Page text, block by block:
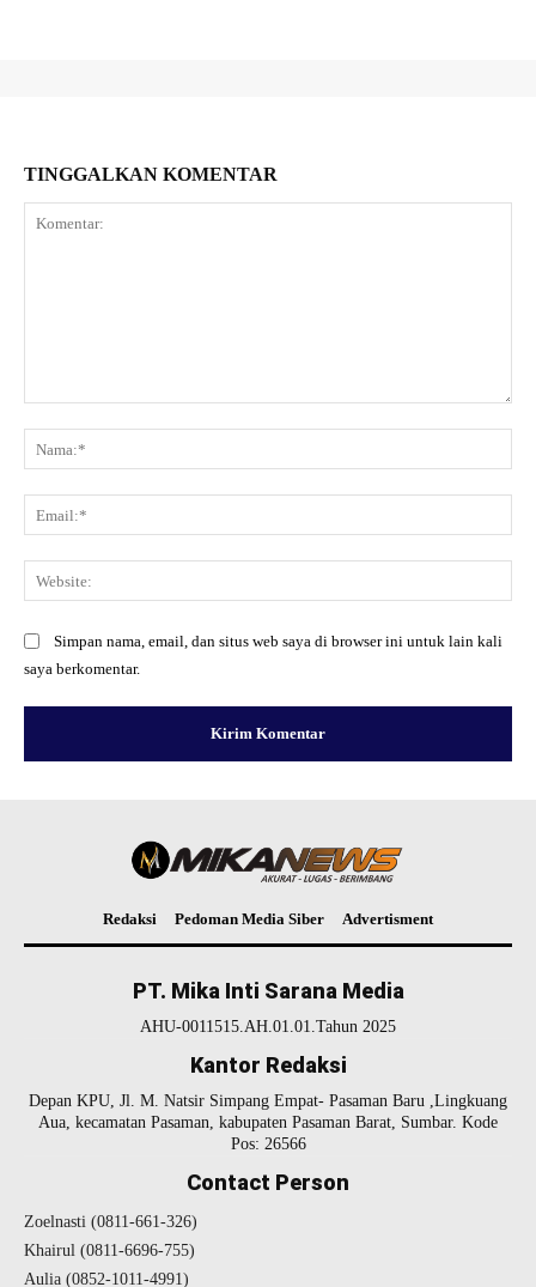
TINGGALKAN KOMENTAR
Simpan nama, email, dan situs web saya di browser ini untuk lain kali
saya berkomentar.
Redaksi Pedoman Media Siber Advertisment
PT. Mika Inti Sarana Media
AHU-0011515.AH.01.01.Tahun 2025
Kantor Redaksi
Depan KPU, Jl. M. Natsir Simpang Empat- Pasaman Baru ,Lingkuang
Aua, kecamatan Pasaman, kabupaten Pasaman Barat, Sumbar. Kode
Pos: 26566
Contact Person
Zoelnasti (0811-661-326)
Khairul (0811-6696-755)
Aulia (0852-1011-4991)